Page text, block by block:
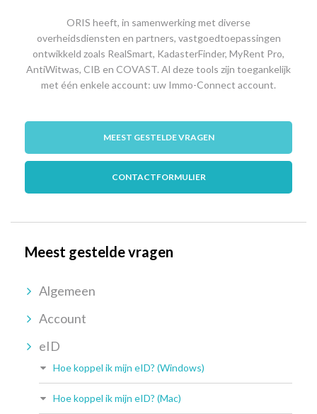
ORIS heeft, in samenwerking met diverse
overheidsdiensten en partners, vastgoedtoepassingen
ontwikkeld zoals RealSmart, KadasterFinder, MyRent Pro,
AntiWitwas, CIB en COVAST. Al deze tools zijn toegankelijk
met één enkele account: uw Immo-Connect account.
MEEST GESTELDE VRAGEN
CONTACTFORMULIER
Meest gestelde vragen
Algemeen
Account
eID
Hoe koppel ik mijn eID? (Windows)
Hoe koppel ik mijn eID? (Mac)